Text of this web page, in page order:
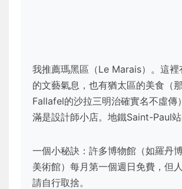
我推薦瑪黑區（Le Marais）。這裡
的文藝氣息，也有猶太區的美食（
Fallafel的沙拉三明治確實名不虛傳
滿是設計師小店。地鐵Saint-Paul站
一個小秘訣：許多博物館（如羅丹
美術館）每月第一個週日免費，但
請自行取捨。